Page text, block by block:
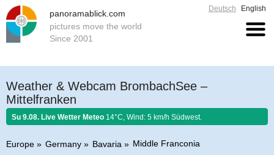
panoramablick.com
pictures move the world
Since 2001
Deutsch English
Weather & Webcam BrombachSee –
Mittelfranken
Su 9.08. Live Wetter Meteo 14°C, Wind: 5 km/h Südwest.
Europe Germany Bavaria Middle Franconia